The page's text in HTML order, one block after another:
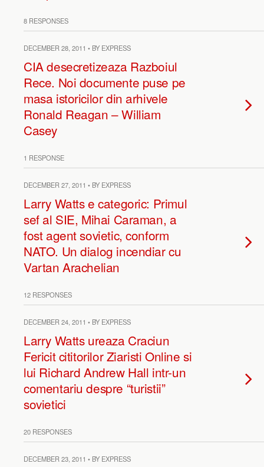
8 RESPONSES
DECEMBER 28, 2011 • BY EXPRESS
CIA desecretizeaza Razboiul
Rece. Noi documente puse pe
masa istoricilor din arhivele
Ronald Reagan – William
Casey
1 RESPONSE
DECEMBER 27, 2011 • BY EXPRESS
Larry Watts e categoric: Primul
sef al SIE, Mihai Caraman, a
fost agent sovietic, conform
NATO. Un dialog incendiar cu
Vartan Arachelian
12 RESPONSES
DECEMBER 24, 2011 • BY EXPRESS
Larry Watts ureaza Craciun
Fericit cititorilor Ziaristi Online si
lui Richard Andrew Hall intr-un
comentariu despre “turistii”
sovietici
20 RESPONSES
DECEMBER 23, 2011 • BY EXPRESS